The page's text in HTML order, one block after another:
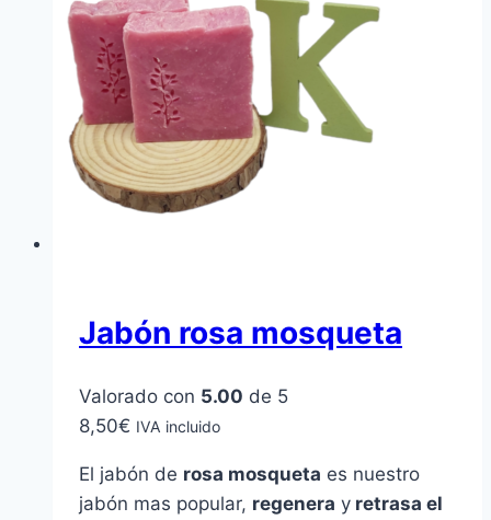
Jabón rosa mosqueta
Valorado con 5.00 de 5
8,50€ IVA incluido
El jabón de rosa mosqueta es nuestro
jabón mas popular, regenera y retrasa el